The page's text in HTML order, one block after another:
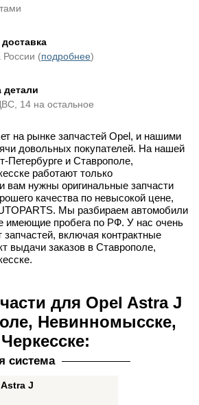
России (подробнее)
детали
14 на остальное
на рынке запчастей Opel, и нашими
довольных покупателей. На нашей
Петербурге и Ставрополе,
работают только
вам нужны оригинальные запчасти
качества по невысокой цене,
Мы разбираем автомобили
имеющие пробега по РФ. У нас очень
включая контрактные
выдачи заказов в Ставрополе,
для Opel Astra J
Невинномысске,
Черкесске:
система
J